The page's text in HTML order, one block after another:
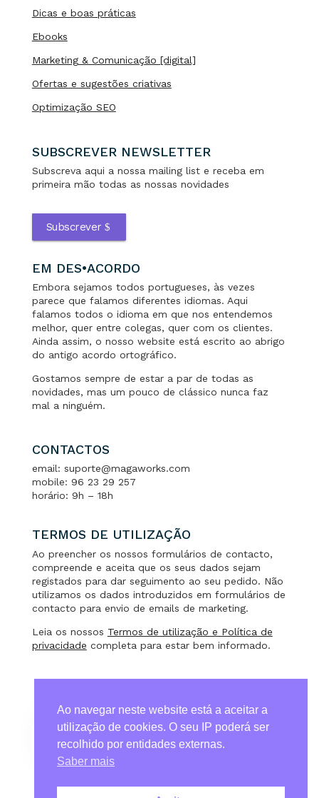
Dicas e boas práticas
Ebooks
Marketing & Comunicação [digital]
Ofertas e sugestões criativas
Optimização SEO
SUBSCREVER NEWSLETTER
Subscreva aqui a nossa mailing list e receba em
primeira mão todas as nossas novidades
Subscrever
EM DES•ACORDO
Embora sejamos todos portugueses, às vezes
parece que falamos diferentes idiomas. Aqui
falamos todos o idioma em que nos entendemos
melhor, quer entre colegas, quer com os clientes.
Ainda assim, o nosso website está escrito ao abrigo
do antigo acordo ortográfico.
Gostamos sempre de estar a par de todas as
novidades, mas um pouco de clássico nunca faz
mal a ninguém.
CONTACTOS
email: suporte@magaworks.com
mobile: 96 23 29 257
horário: 9h – 18h
TERMOS DE UTILIZAÇÃO
Ao preencher os nossos formulários de contacto,
compreende e aceita que os seus dados sejam
registados para dar seguimento ao seu pedido. Não
utilizamos os dados introduzidos em formulários de
contacto para envio de emails de marketing.
Leia os nossos Termos de utilização e Política de
privacidade completa para estar bem informado.
Termos de Utilização & Política de Privacidade
Ao navegar neste website está a aceitar a
utilização de cookies. O seu IP poderá ser
recolhido por entidades externas.
Saber mais